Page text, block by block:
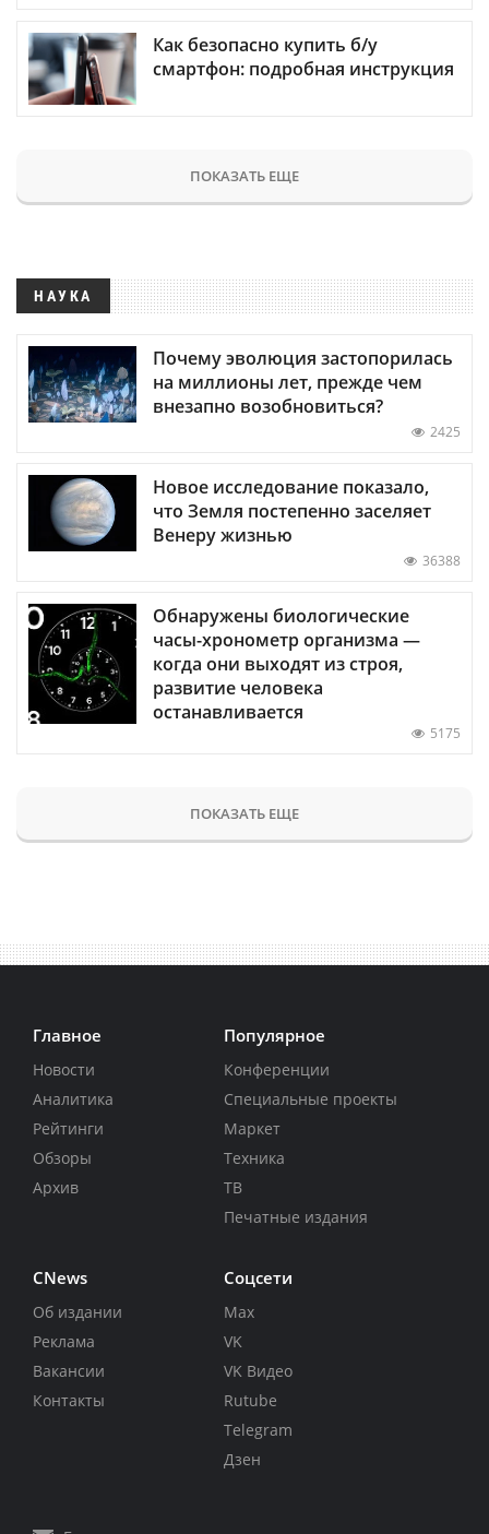
Как безопасно купить б/у
смартфон: подробная инструкция
ПОКАЗАТЬ ЕЩЕ
НАУКА
Почему эволюция застопорилась
на миллионы лет, прежде чем
внезапно возобновиться?
2425
Новое исследование показало,
что Земля постепенно заселяет
Венеру жизнью
36388
Обнаружены биологические
часы-хронометр организма —
когда они выходят из строя,
развитие человека
останавливается
5175
ПОКАЗАТЬ ЕЩЕ
Главное
Новости
Аналитика
Рейтинги
Обзоры
Архив
Популярное
Конференции
Специальные проекты
Маркет
Техника
ТВ
Печатные издания
CNews
Об издании
Реклама
Вакансии
Контакты
Соцсети
Max
VK
VK Видео
Rutube
Telegram
Дзен